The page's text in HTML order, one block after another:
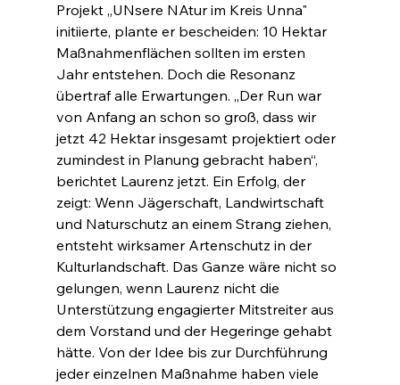
Projekt „UNsere NAtur im Kreis Unna"
initiierte, plante er bescheiden: 10 Hektar
Maßnahmenflächen sollten im ersten
Jahr entstehen. Doch die Resonanz
übertraf alle Erwartungen. „Der Run war
von Anfang an schon so groß, dass wir
jetzt 42 Hektar insgesamt projektiert oder
zumindest in Planung gebracht haben“,
berichtet Laurenz jetzt. Ein Erfolg, der
zeigt: Wenn Jägerschaft, Landwirtschaft
und Naturschutz an einem Strang ziehen,
entsteht wirksamer Artenschutz in der
Kulturlandschaft. Das Ganze wäre nicht so
gelungen, wenn Laurenz nicht die
Unterstützung engagierter Mitstreiter aus
dem Vorstand und der Hegeringe gehabt
hätte. Von der Idee bis zur Durchführung
jeder einzelnen Maßnahme haben viele